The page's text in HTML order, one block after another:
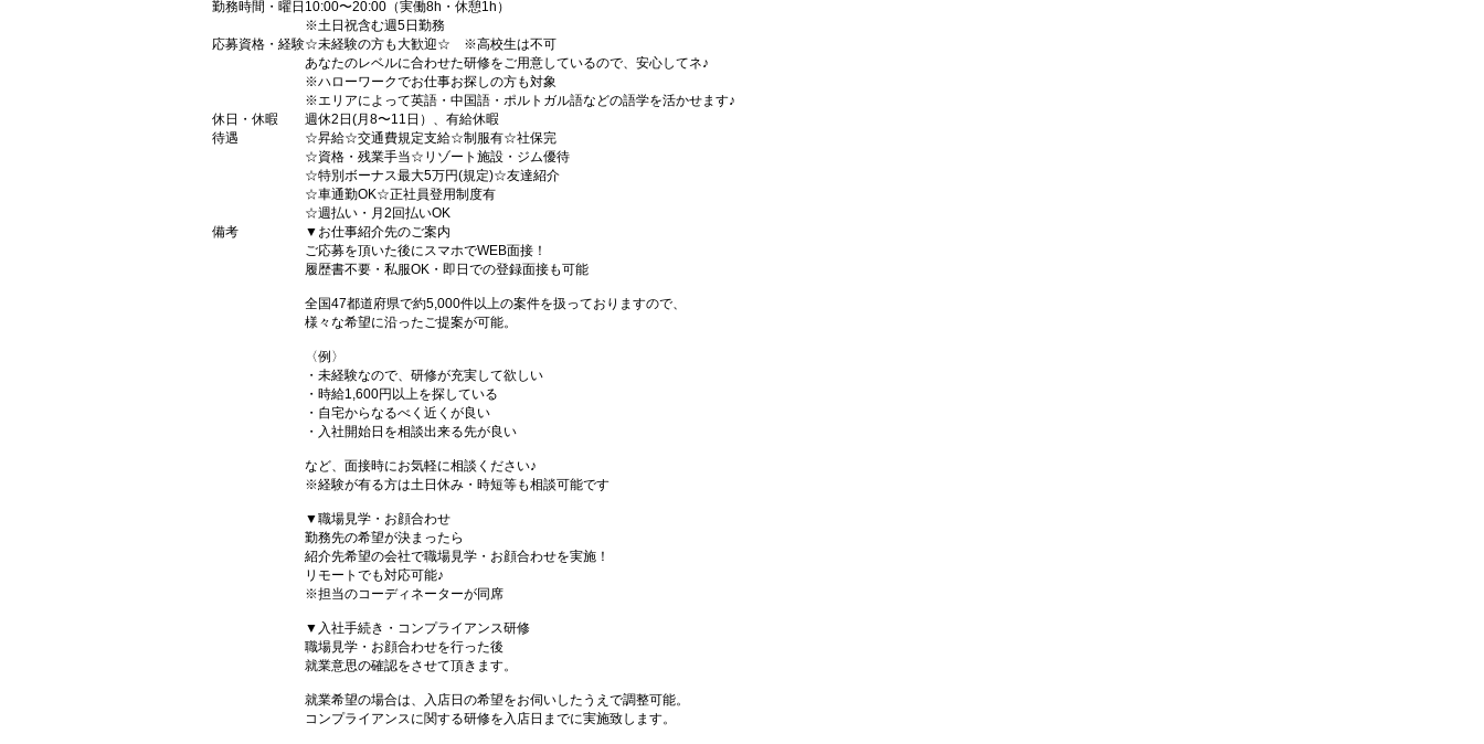
勤務時間・曜日 10:00〜20:00（実働8h・休憩1h）
※土日祝含む週5日勤務
応募資格・経験☆未経験の方も大歓迎☆ ※高校生は不可
あなたのレベルに合わせた研修をご用意しているので、安心してネ♪
※ハローワークでお仕事お探しの方も対象
※エリアによって英語・中国語・ポルトガル語などの語学を活かせます♪
休日・休暇
週休2日(月8〜11日）、有給休暇
待遇
☆昇給☆交通費規定支給☆制服有☆社保完
☆資格・残業手当☆リゾート施設・ジム優待
☆特別ボーナス最大5万円(規定)☆友達紹介
☆車通勤OK☆正社員登用制度有
☆週払い・月2回払いOK
備考
▼お仕事紹介先のご案内
ご応募を頂いた後にスマホでWEB面接！
履歴書不要・私服OK・即日での登録面接も可能
全国47都道府県で約5,000件以上の案件を扱っておりますので、
様々な希望に沿ったご提案が可能。
〈例〉
・未経験なので、研修が充実して欲しい
・時給1,600円以上を探している
・自宅からなるべく近くが良い
・入社開始日を相談出来る先が良い
など、面接時にお気軽に相談ください♪
※経験が有る方は土日休み・時短等も相談可能です
▼職場見学・お顔合わせ
勤務先の希望が決まったら
紹介先希望の会社で職場見学・お顔合わせを実施！
リモートでも対応可能♪
※担当のコーディネーターが同席
▼入社手続き・コンプライアンス研修
職場見学・お顔合わせを行った後
就業意思の確認をさせて頂きます。
就業希望の場合は、入店日の希望をお伺いしたうえで調整可能。
コンプライアンスに関する研修を入店日までに実施致します。